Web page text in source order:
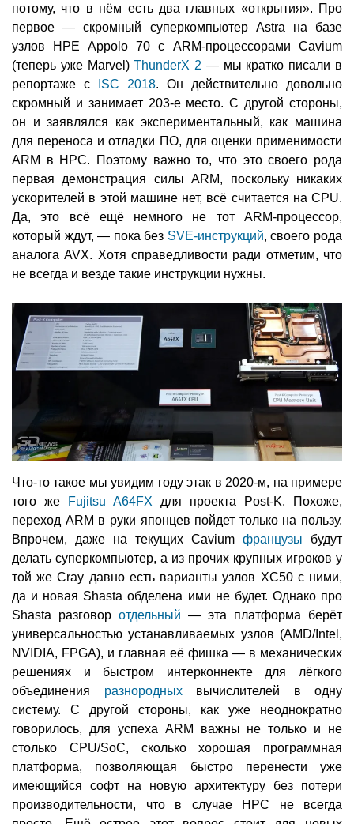
потому, что в нём есть два главных «открытия». Про
первое — скромный суперкомпьютер Astra на базе
узлов HPE Appolo 70 с ARM-процессорами Cavium
(теперь уже Marvel)ThunderX 2 — мы кратко писали в
репортаже с
ISC 2018. Он действительно довольно
скромный и занимает 203-е место. С другой стороны,
он и заявлялся как экспериментальный, как машина
для переноса и отладки ПО, для оценки применимости
ARM в HPC. Поэтому важно то, что это своего рода
первая демонстрация силы ARM, поскольку никаких
ускорителей в этой машине нет, всё считается на CPU.
Да, это всё ещё немного не тот ARM-процессор,
который ждут, — пока без SVE-инструкций, своего рода
аналога AVX. Хотя справедливости ради отметим, что
не всегда и везде такие инструкции нужны.
Что-то такое мы увидим году этак в 2020-м, на примере
того же
Fujitsu A64FX для проекта Post-K. Похоже,
переход ARM в руки японцев пойдет только на пользу.
Впрочем, даже на текущих Cavium французы будут
делать суперкомпьютер, а из прочих крупных игроков у
той же Cray давно есть варианты узлов XC50 с ними,
да и новая Shasta обделена ими не будет. Однако про
Shasta разговор отдельный — эта платформа берёт
универсальностью устанавливаемых узлов (AMD/Intel,
NVIDIA, FPGA), и главная её фишка — в механических
решениях и быстром интерконнекте для лёгкого
объединения разнородныхвычислителей в одну
систему. С другой стороны, как уже неоднократно
говорилось, для успеха ARM важны не только и не
столько CPU/SoC, сколько хорошая программная
платформа, позволяющая быстро перенести уже
имеющийся софт на новую архитектуру без потери
производительности, что в случае HPC не всегда